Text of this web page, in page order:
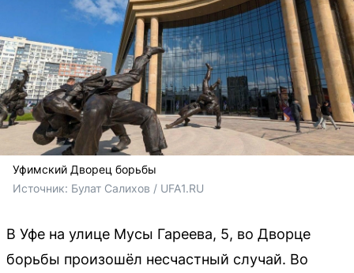
Уфимский Дворец борьбы
Источник: Булат Салихов / UFA1.RU
В Уфе на улице Мусы Гареева, 5, во Дворце
борьбы произошёл несчастный случай. Во